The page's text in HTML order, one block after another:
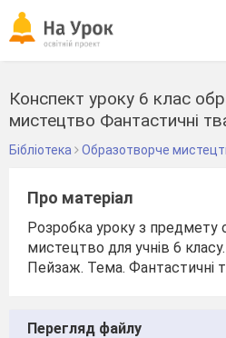
Конспект уроку 6 клас
мистецтво Фантастичні
Бібліотека Образотворче
Про матеріал
Розробка уроку з предмету
мистецтво для учнів 6 класу.
Пейзаж. Тема. Фантастичні
Перегляд файлу